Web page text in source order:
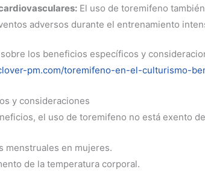
El uso de toremifeno
adversos durante el entrenamiento
los beneficios específicos y
pm.com/toremifeno-en-el-culturismo-
y consideraciones
el uso de toremifeno no está exento
menstruales en mujeres.
de la temperatura corporal.